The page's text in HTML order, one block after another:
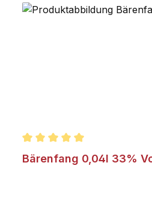
Durchschnittliche
Bärenfang 0,04l 33%